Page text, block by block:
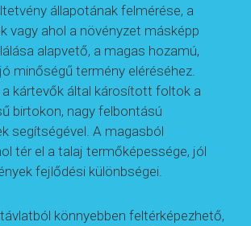
állapotának felmérése, a
vagy ahol a növényzet másképp
alapvető, a magas hozamú,
minőségű termény eléréséhez.
kártevők által károsított foltok a
birtokon, nagy felbontású
segítségével. A magasból
tér el a talaj termőképessége, jól
fejlődési különbségei.
könnyebben feltérképezhető,